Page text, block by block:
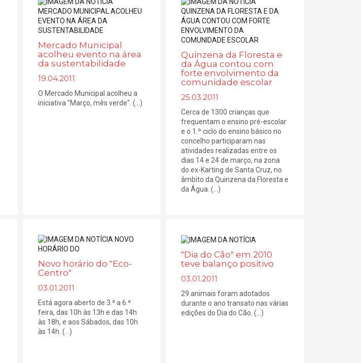
Mercado Municipal
acolheu evento na área
da sustentabilidade
19.04.2011
O Mercado Municipal acolheu a
iniciativa "Março, mês verde". (...)
Quinzena da Floresta e
da Água contou com
forte envolvimento da
comunidade escolar
25.03.2011
Cerca de 1300 crianças que
frequentam o ensino pré-escolar
e o 1.º ciclo do ensino básico no
concelho participaram nas
atividades realizadas entre os
dias 14 e 24 de março, na zona
do ex-Karting de Santa Cruz, no
âmbito da Quinzena da Floresta e
da Água. (...)
Novo horário do "Eco-
Centro"
03.01.2011
Está agora aberto de 3.ª a 6.ª
feira, das 10h às 13h e das 14h
às 18h, e aos Sábados, das 10h
às 14h. (...)
"Dia do Cão" em 2010
teve balanço positivo
03.01.2011
29 animais foram adotados
durante o ano transato nas várias
edições do Dia do Cão. (...)